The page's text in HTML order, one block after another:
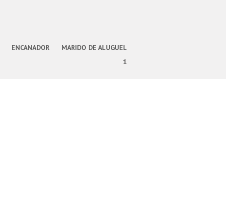
ENCANADOR
MARIDO DE ALUGUEL
1